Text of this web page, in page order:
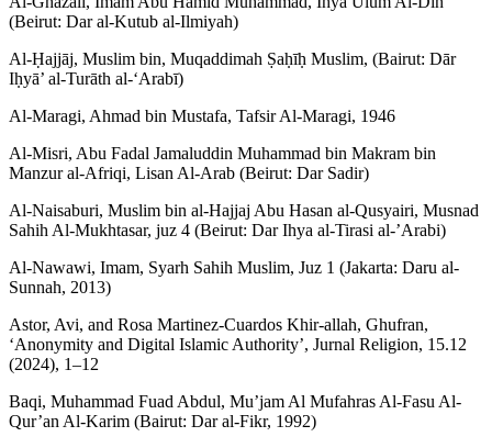
(Beirut: Dar al-Kutub al-Ilmiyah)
Al-Ḥajjāj, Muslim bin, Muqaddimah Ṣaḥīḥ Muslim, (Bairut: Dār
Iḥyā’ al-Turāth al-‘Arabī)
Al-Maragi, Ahmad bin Mustafa, Tafsir Al-Maragi, 1946
Al-Misri, Abu Fadal Jamaluddin Muhammad bin Makram bin
Manzur al-Afriqi, Lisan Al-Arab (Beirut: Dar Sadir)
Al-Naisaburi, Muslim bin al-Hajjaj Abu Hasan al-Qusyairi, Musnad
Sahih Al-Mukhtasar, juz 4 (Beirut: Dar Ihya al-Tirasi al-’Arabi)
Al-Nawawi, Imam, Syarh Sahih Muslim, Juz 1 (Jakarta: Daru al-
Sunnah, 2013)
Astor, Avi, and Rosa Martinez-Cuardos Khir-allah, Ghufran,
‘Anonymity and Digital Islamic Authority’, Jurnal Religion, 15.12
(2024), 1–12
Baqi, Muhammad Fuad Abdul, Mu’jam Al Mufahras Al-Fasu Al-
Qur’an Al-Karim (Bairut: Dar al-Fikr, 1992)